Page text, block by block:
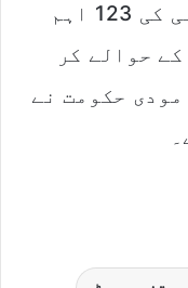
موہن سنگھ کی حکومت نے دہلی کی 123 اہم
حوالے کر
حکومت نے